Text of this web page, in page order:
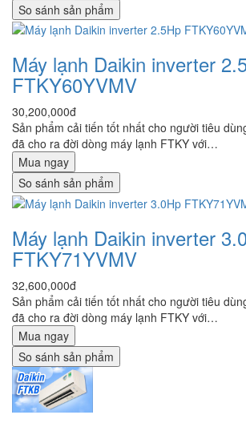
So sánh sản phẩm
Máy lạnh Daikin inverter
FTKY60YVMV
30,200,000đ
Sản phẩm cải tiến tốt nhất cho người tiêu
đã cho ra đời dòng máy lạnh FTKY với…
Mua ngay
So sánh sản phẩm
Máy lạnh Daikin inverter
FTKY71YVMV
32,600,000đ
Sản phẩm cải tiến tốt nhất cho người tiêu
đã cho ra đời dòng máy lạnh FTKY với…
Mua ngay
So sánh sản phẩm